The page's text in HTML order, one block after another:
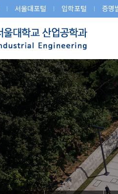
서울대포털 입학포털 증명